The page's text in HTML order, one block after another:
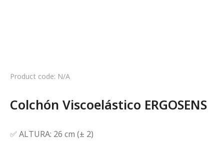
Product code: N/A
Colchón Viscoelástico ERGOSENS
✅ ALTURA: 26 cm (± 2)